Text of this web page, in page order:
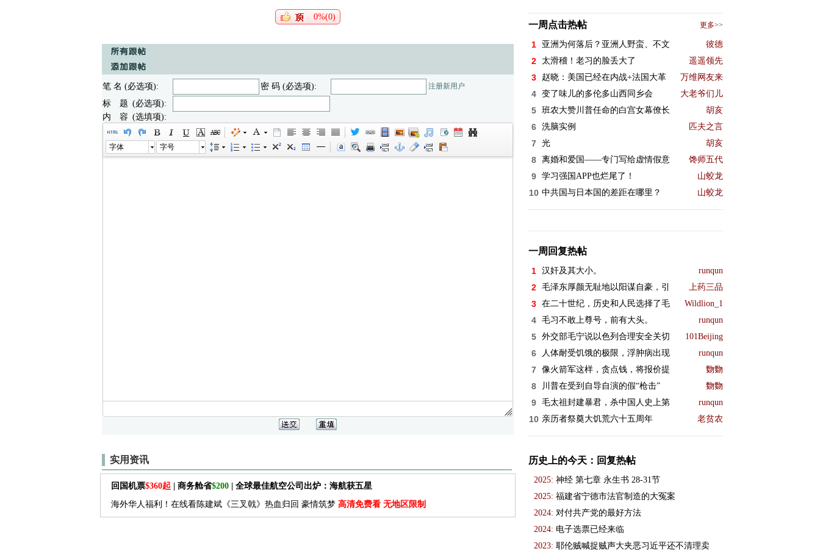
0%(0)
笔 名 (必选项): 密 码 (必选项): 注册新用户
标 题 (必选项):
内 容 (选填项):
字体 字号
实用资讯
回国机票$360起 | 商务舱省$200| 全球最佳航空公司出炉：海航获五星
海外华人福利！在线看陈建斌《三叉戟》热血归回 豪情筑梦 高清免费看 无地区限制
一周点击热帖 更多>>
1 亚洲为何落后？亚洲人野蛮、不文 彼德
2 太滑稽！老习的脸丢大了 遥遥领先
3 赵晓：美国已经在内战+法国大革 万维网友来
4 变了味儿的多伦多山西同乡会 大老爷们儿
5 班农大赞川普任命的白宫女幕僚长 胡亥
6 洗脑实例 匹夫之言
7 光 胡亥
8 离婚和爱国——专门写给虚情假意 馋师五代
9 学习强国APP也烂尾了！ 山蛟龙
10 中共国与日本国的差距在哪里？ 山蛟龙
一周回复热帖
1 汉奸及其大小。 runqun
2 毛泽东厚颜无耻地以阳谋自豪，引 上药三品
3 在二十世纪，历史和人民选择了毛 Wildlion_1
4 毛习不敢上尊号，前有大头。 runqun
5 外交部毛宁说以色列合理安全关切 101Beijing
6 人体耐受饥饿的极限，浮肿病出现 runqun
7 像火箭军这样，贪点钱，将报价提 覅覅
8 川普在受到自导自演的假“枪击” 覅覅
9 毛太祖封建暴君，杀中国人史上第 runqun
10 亲历者祭奠大饥荒六十五周年 老贫农
历史上的今天：回复热帖
2025: 神经 第七章 永生书 28-31节
2025: 福建省宁德市法官制造的大冤案
2024: 对付共产党的最好方法
2024: 电子选票已经来临
2023: 耶伦贼喊捉贼声大夹恶习近平还不清理卖